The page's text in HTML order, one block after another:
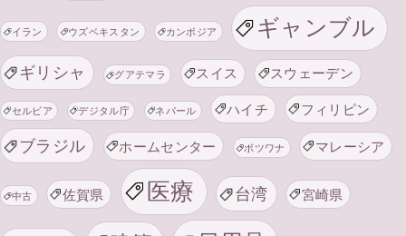
イラン ウズベキスタン カンボジア ギャンブル
ギリシャ グアテマラ スイス スウェーデン
セルビア デジタル庁 ネパール ハイチ フィリピン
ブラジル ホームセンター ボツワナ マレーシア
中古 佐賀県 医療 台湾 宮崎県